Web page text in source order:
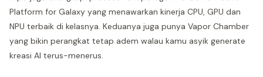
Platform for Galaxy yang menawarkan kinerja CPU, GPU dan
NPU terbaik di kelasnya. Keduanya juga punya Vapor Chamber
yang bikin perangkat tetap adem walau kamu asyik generate
kreasi AI terus-menerus.